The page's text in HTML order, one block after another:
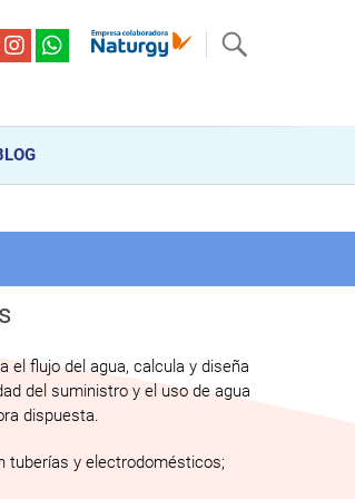
el flujo del agua, calcula y diseña
del suministro y el uso de agua
dispuesta.
tuberías y electrodomésticos;